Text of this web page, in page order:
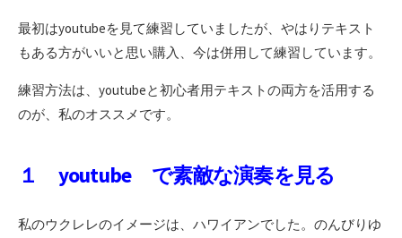
最初はyoutubeを見て練習していましたが、やはりテキスト
もある方がいいと思い購入、今は併用して練習しています。
練習方法は、youtubeと初心者用テキストの両方を活用する
のが、私のオススメです。
１ youtube で素敵な演奏を見る
私のウクレレのイメージは、ハワイアンでした。のんびりゆ